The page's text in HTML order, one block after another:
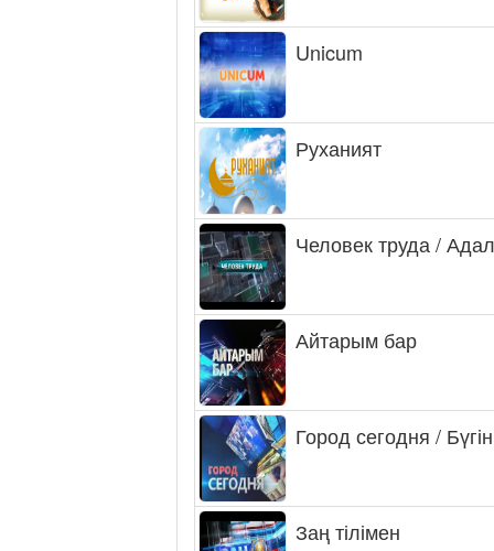
Unicum
Руханият
Человек труда /
Айтарым бар
Город сегодня /
Заң тілімен